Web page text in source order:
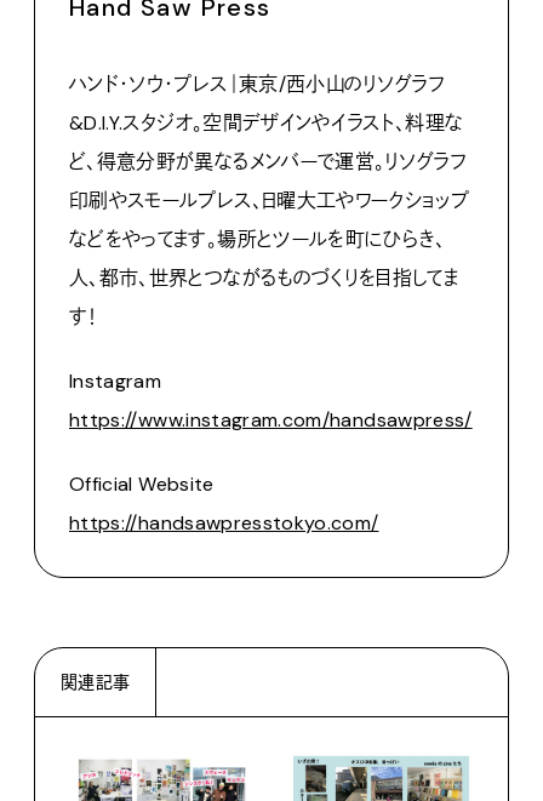
Hand Saw Press
ハンド・ソウ・プレス｜東京/西小山のリソグラフ
&D.I.Y.スタジオ。空間デザインやイラスト、料理な
ど、得意分野が異なるメンバーで運営。リソグラフ
印刷やスモールプレス、日曜大工やワークショップ
などをやってます。場所とツールを町にひらき、
人、都市、世界とつながるものづくりを目指してま
す！
Instagram
https://www.instagram.com/handsawpress/
Official Website
https://handsawpresstokyo.com/
関連記事